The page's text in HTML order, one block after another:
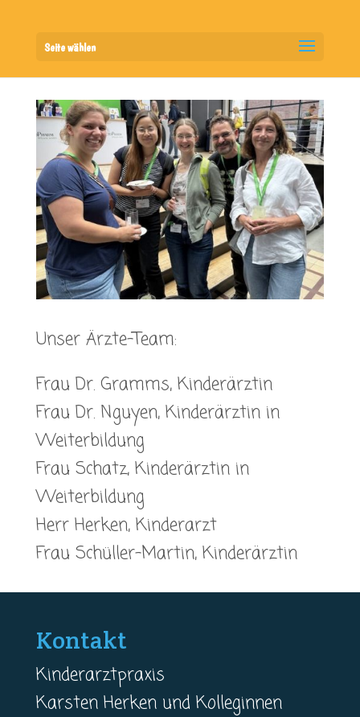
Seite wählen
Unser Ärzte-Team:
Frau Dr. Gramms, Kinderärztin
Frau Dr. Nguyen, Kinderärztin in
Weiterbildung
Frau Schatz, Kinderärztin in
Weiterbildung
Herr Herken, Kinderarzt
Frau Schüller-Martin, Kinderärztin
Kontakt
Kinderarztpraxis
Karsten Herken und Kolleginnen